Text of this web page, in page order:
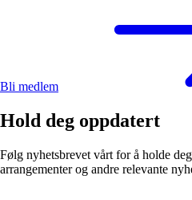
Bli medlem
Hold deg oppdatert
Følg nyhetsbrevet vårt for å holde
arrangementer og andre relevante